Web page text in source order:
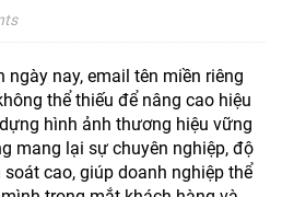
nay, email tên miền riêng
thể thiếu để nâng cao hiệu
hình ảnh thương hiệu vững
mang lại sự chuyên nghiệp, độ
cao, giúp doanh nghiệp thể